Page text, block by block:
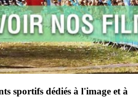
sportifs dédiés à l'image et à